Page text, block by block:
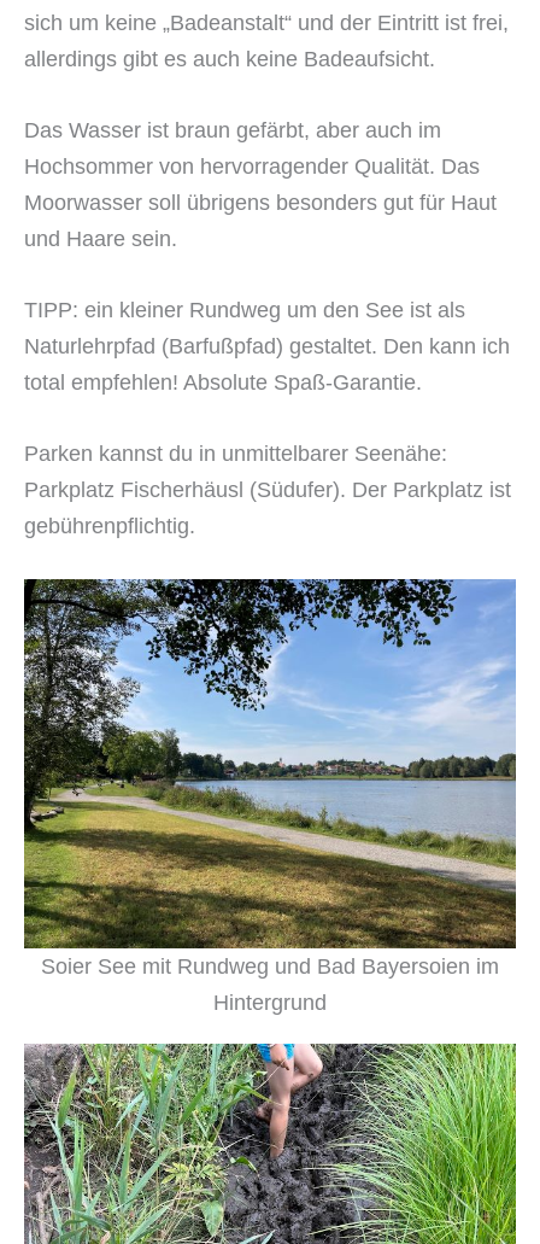
sich um keine „Badeanstalt“ und der Eintritt ist frei,
allerdings gibt es auch keine Badeaufsicht.
Das Wasser ist braun gefärbt, aber auch im
Hochsommer von hervorragender Qualität. Das
Moorwasser soll übrigens besonders gut für Haut
und Haare sein.
TIPP: ein kleiner Rundweg um den See ist als
Naturlehrpfad (Barfußpfad) gestaltet. Den kann ich
total empfehlen! Absolute Spaß-Garantie.
Parken kannst du in unmittelbarer Seenähe:
Parkplatz Fischerhäusl (Südufer). Der Parkplatz ist
gebührenpflichtig.
Soier See mit Rundweg und Bad Bayersoien im
Hintergrund